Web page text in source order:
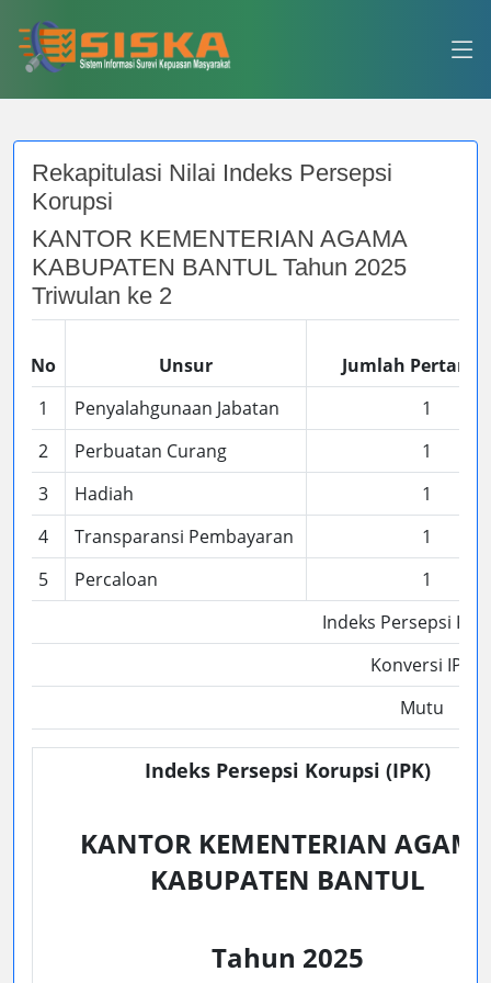
Rekapitulasi Nilai Indeks Persepsi
Korupsi
KANTOR KEMENTERIAN AGAMA
KABUPATEN BANTUL Tahun 2025
Triwulan ke 2
No Unsur
Jumlah
1
Penyalahgunaan Jabatan
1
2
Perbuatan Curang
1
3
Hadiah
1
4
Transparansi Pembayaran
1
5
Percaloan
1
Indeks Persepsi
Konversi IPK
Mutu
Indeks Persepsi Korupsi (IPK)
KANTOR KEMENTERIAN
KABUPATEN BANTUL
Tahun 2025